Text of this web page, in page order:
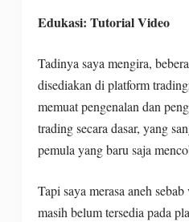
Edukasi: Tutorial Video
Tadinya saya mengira,
disediakan di platform
memuat pengenalan dan
trading secara dasar, yang
pemula yang baru saja
Tapi saya merasa aneh
masih belum tersedia pada